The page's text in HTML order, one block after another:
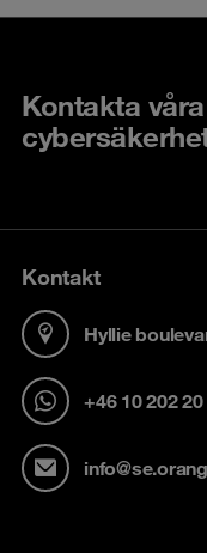
Kontakta
Kontakt
Hyllie
+46 10 202